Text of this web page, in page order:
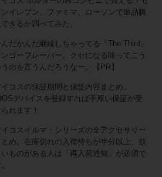
ンイレブン、ファミマ、ローソンで単品購
できるか調べてみた。
んだかんだ継続しちゃってる「The Third」
ンゴーフレーバー。クセになる味ってこう
うのを言うんだろうなー。【PR】
イコスの保証期間と保証内容まとめ。
デバイスを登録すれば手厚い保証が受
れます！
イコスイルマ・シリーズの全アクセサリー
とめ。在庫切れの入荷待ちが半分以上、欲
いものがある人は「再入荷通知」が必須で